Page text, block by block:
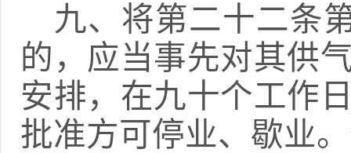
九、 将第二十二条
的，应当事先对其供
安排，在九十个工作
批准方可停业、歇业。